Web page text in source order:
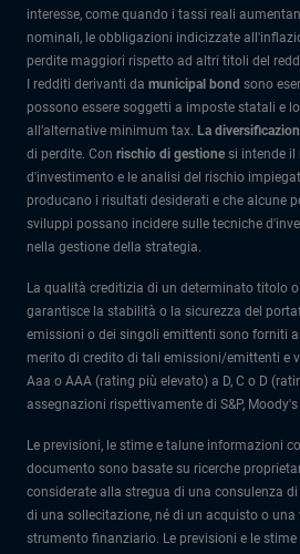
interesse, come quando i tassi reali
nominali, le obbligazioni indicizzate
perdite maggiori rispetto ad altri titoli del
I redditi derivanti da municipal bond sono
possono essere soggetti a imposte statali e
all’alternative minimum tax. La
di perdite. Con rischio di gestione si intende il
d'investimento e le analisi del rischio
producano i risultati desiderati e che alcune
sviluppi possano incidere sulle tecniche
nella gestione della strategia.
La qualità creditizia di un determinato titolo
garantisce la stabilità o la sicurezza del
emissioni o dei singoli emittenti sono forniti
merito di credito di tali emissioni/emittenti e
Aaa o AAA (rating più elevato) a D, C o D
assegnazioni rispettivamente di S&P, Moody's
Le previsioni, le stime e talune informazioni
documento sono basate su ricerche
considerate alla stregua di una consulenza
di una sollecitazione, né di un acquisto o
strumento finanziario. Le previsioni e le